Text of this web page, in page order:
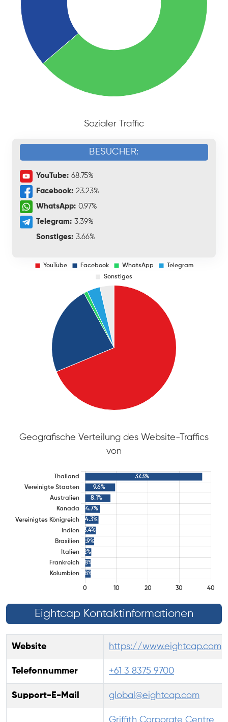
Sozialer Traffic
BESUCHER:
YouTube: 68.75%
Facebook: 23.23%
WhatsApp: 0.97%
Telegram: 3.39%
Sonstiges: 3.66%
Geografische Verteilung des Website-Traffics
von
Eightcap Kontaktinformationen
Website https://www.eightcap.com
Telefonnummer +61 3 8375 9700
Support-E-Mail global@eightcap.com
Griffith Corporate Centre,